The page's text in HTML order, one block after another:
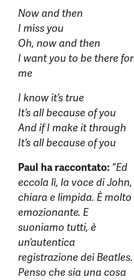
Now and then
I miss you
Oh, now and then
I want you to be there for
me
I know it’s true
It’s all because of you
And if I make it through
It’s all because of you
Paul ha raccontato: “Ed
eccola lì, la voce di John,
chiara e limpida. È molto
emozionante. E
suoniamo tutti, è
un’autentica
registrazione dei Beatles.
Penso che sia una cosa